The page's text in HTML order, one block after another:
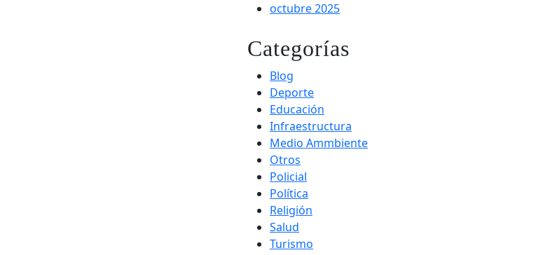
octubre 2025
Categorías
Blog
Deporte
Educación
Infraestructura
Medio Ammbiente
Otros
Policial
Política
Religión
Salud
Turismo